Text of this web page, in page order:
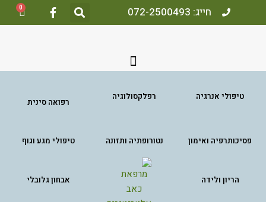
חייג: 072-2500493 0
טיפולי אנרגיה רפלקסולוגיה
רפואה סינית
פסיכותרפיה ואימון נטורופתיה ותזונה טיפולי מגע וגוף
הריון ולידה אבחון גלובלי